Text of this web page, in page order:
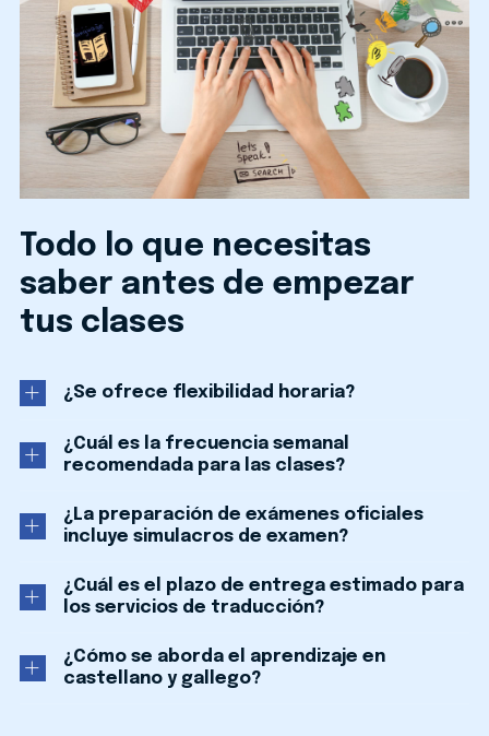
Todo lo que necesitas
saber antes de empezar
tus clases
¿Se ofrece flexibilidad horaria?
¿Cuál es la frecuencia semanal
recomendada para las clases?
¿La preparación de exámenes oficiales
incluye simulacros de examen?
¿Cuál es el plazo de entrega estimado para
los servicios de traducción?
¿Cómo se aborda el aprendizaje en
castellano y gallego?